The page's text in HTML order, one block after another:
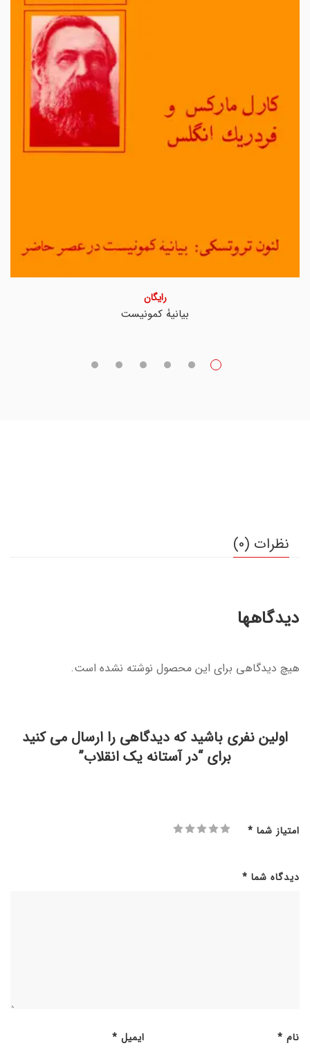
بیانیۀ کمونیست
رایگان
نظرات (0)
دیدگاهها
هیچ دیدگاهی برای این محصول نوشته نشده است.
اولین نفری باشید که دیدگاهی را ارسال می کنید
برای “در آستانه یک انقلاب”
امتیاز شما *
دیدگاه شما *
نام * ایمیل *